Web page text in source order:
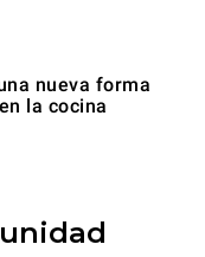
nueva forma
la cocina